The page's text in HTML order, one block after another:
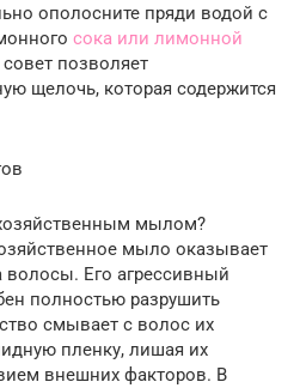
ополосните пряди водой с
сока или лимонной
позволяет
щелочь, которая содержится
мылом?
мыло оказывает
волосы. Его агрессивный
полностью разрушить
смывает с волос их
пленку, лишая их
внешних факторов. В